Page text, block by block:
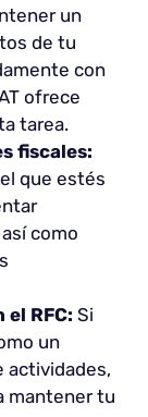
un
de tu
con
ofrece
tarea.
fiscales:
que estés
como
RFC: Si
un
actividades,
mantener tu